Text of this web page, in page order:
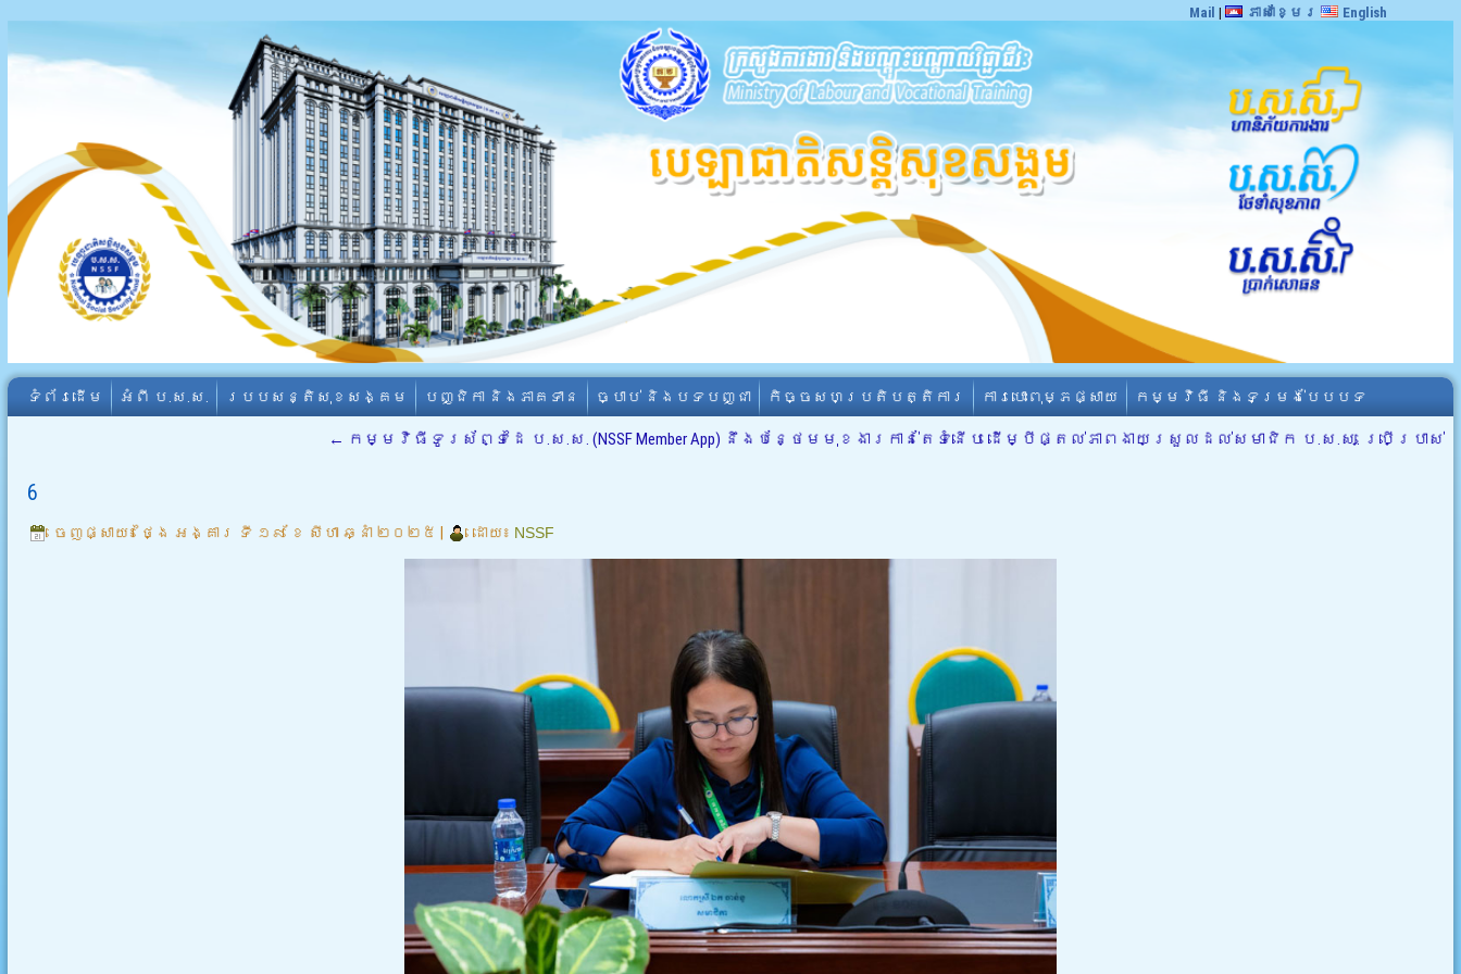
Mail | ភាសាខ្មែរ English
ទំព័រដើម អំពី​ ប.ស.ស. របបសន្តិសុខសង្គម បញ្ជិកា និងភាគទាន ច្បាប់ និងបទបញ្ជា កិច្ចសហប្រតិបត្តិការ ការបោះពុម្ភផ្សាយ កម្មវិធី និងទម្រង់បែបបទ
← កម្មវិធីទូរស័ព្ទដៃ ប.ស.ស. (NSSF Member App) នឹងបន្ថែមមុខងារកាន់តែទំនើប ដើម្បីផ្តល់ភាពងាយស្រួលដល់សមាជិក ប.ស.ស. ប្រើប្រាស់
6
ចេញផ្សាយ៖ ថ្ងៃ អង្គារ ទី ១៩ ខែ សីហា ឆ្នាំ ២០២៥ ដោយ៖ NSSF